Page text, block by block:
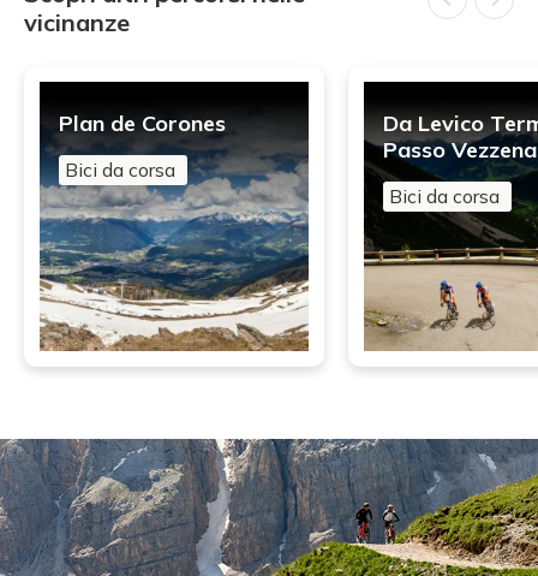
vicinanze
Plan de Corones
Bici da corsa
Da Levico
Passo Vezzena
Bici da corsa